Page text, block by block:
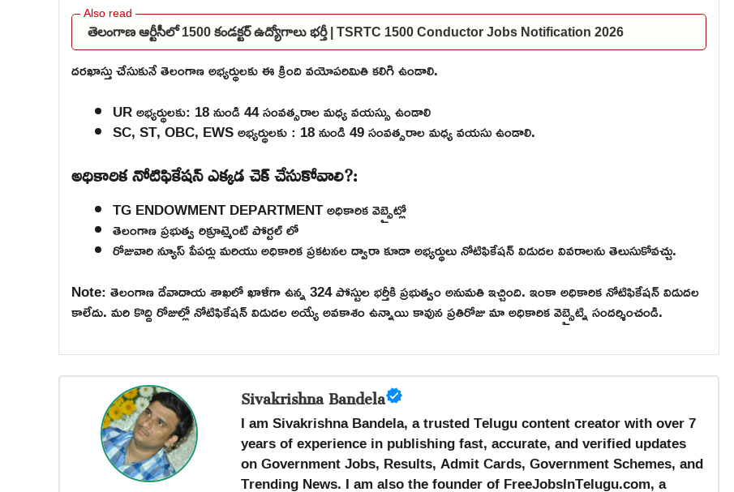
తెలంగాణ ఆర్టీసీలో 1500 కండక్టర్ ఉద్యోగాలు భర్తీ | TSRTC 1500 Conductor Jobs Notification 2026
దరఖాస్తు చేసుకునే తెలంగాణ అభ్యర్థులకు ఈ క్రింది వయోపరిమితి కలిగి ఉండాలి.
UR అభ్యర్థులకు: 18 నుండి 44 సంవత్సరాల మధ్య వయస్సు ఉండాలి
SC, ST, OBC, EWS అభ్యర్థులకు : 18 నుండి 49 సంవత్సరాల మధ్య వయసు ఉండాలి.
అధికారిక నోటిఫికేషన్ ఎక్కడ చెక్ చేసుకోవాలి?:
TG ENDOWMENT DEPARTMENT అధికారిక వెబ్సైట్లో
తెలంగాణ ప్రభుత్వ రిక్రూట్మెంట్ పోర్టల్ లో
రోజువారి న్యూస్ పేపర్లు మరియు అధికారిక ప్రకటనల ద్వారా కూడా అభ్యర్థులు నోటిఫికేషన్ విడుదల వివరాలను తెలుసుకోవచ్చు.
Note: తెలంగాణ దేవాదాయ శాఖలో ఖాళీగా ఉన్న 324 పోస్టుల భర్తీకి ప్రభుత్వం అనుమతి ఇచ్చింది. ఇంకా అధికారిక నోటిఫికేషన్ విడుదల
కాలేదు. మరి కొద్ది రోజుల్లో నోటిఫికేషన్ విడుదల అయ్యే అవకాశం ఉన్నాయి కావున ప్రతిరోజు మా అధికారిక వెబ్సైట్ని సందర్శించండి.
Sivakrishna Bandela
I am Sivakrishna Bandela, a trusted Telugu content creator with over 7
years of experience in publishing fast, accurate, and verified updates
on Government Jobs, Results, Admit Cards, Government Schemes, and
Trending News. I am also the founder of FreeJobsInTelugu.com, a